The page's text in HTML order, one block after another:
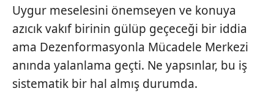
Uygur meselesini önemseyen ve konuya
azıcık vakıf birinin gülüp geçeceği bir iddia
ama Dezenformasyonla Mücadele Merkezi
anında yalanlama geçti. Ne yapsınlar, bu iş
sistematik bir hal almış durumda.